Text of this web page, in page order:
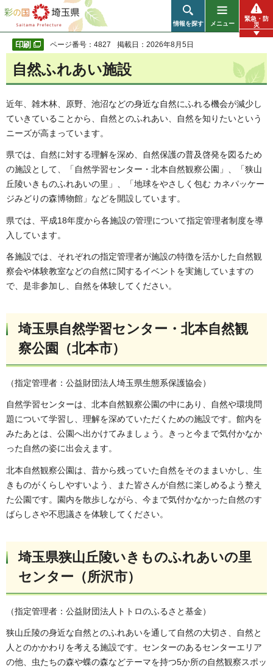
彩の国 埼玉県
情報を探す メニュー
緊急・防
災
ページ番号：4827 掲載日：2026年8月5日
自然ふれあい施設
近年、雑木林、原野、池沼などの身近な自然にふれる機会が減少し
ていきていることから、自然とのふれあい、自然を知りたいという
ニーズが高まっています。
県では、自然に対する理解を深め、自然保護の普及啓発を図るため
の施設として、「自然学習センター・北本自然観察公園」、「狭山
丘陵いきものふれあいの里」、「地球をやさしく包む カネパッケー
ジみどりの森博物館」などを開設しています。
県では、平成18年度から各施設の管理について指定管理者制度を導
入しています。
各施設では、それぞれの指定管理者が施設の特徴を活かした自然観
察会や体験教室などの自然に関するイベントを実施していますの
で、是非参加し、自然を体験してください。
埼玉県自然学習センター・北本自然観
察公園（北本市）
（指定管理者：公益財団法人埼玉県生態系保護協会）
自然学習センターは、北本自然観察公園の中にあり、自然や環境問
題について学習し、理解を深めていただくための施設です。館内を
みたあとは、公園へ出かけてみましょう。きっと今まで気付かなか
った自然の姿に出会えます。
北本自然観察公園は、昔から残っていた自然をそのままいかし、生
きものがくらしやすいよう、また皆さんが自然に楽しめるよう整え
た公園です。園内を散歩しながら、今まで気付かなかった自然のす
ばらしさや不思議さを体験してください。
埼玉県狭山丘陵いきものふれあいの里
センター（所沢市）
（指定管理者：公益財団法人トトロのふるさと基金）
狭山丘陵の身近な自然とのふれあいを通して自然の大切さ、自然と
人とのかかわりを考える施設です。センターのあるセンターエリア
の他、虫たちの森や蝶の森などテーマを持つ5か所の自然観察スポッ